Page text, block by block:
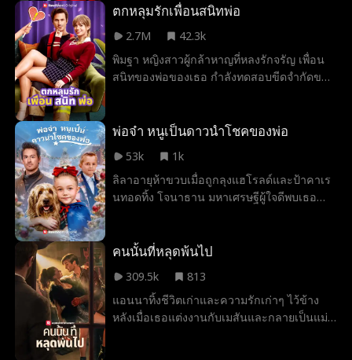
เธอกลับต้องเผชิญกับปัญหาสองประการ
สอง เขาคือรักแรกและรักเดียวในชีวิตของเธอ
และเขายังคงต้องการให้เธอกลับไปหาเขาอีก
ครั้งด้วย
ตกหลุมรักเพื่อนสนิทพ่อ
2.7M
42.3k
พิมฐา หญิงสาวผู้กล้าหาญที่หลงรักจรัญ เพื่อน
สนิทของพ่อของเธอ กำลังทดสอบขีดจำกัดของ
ระหว่างพวกเขาก็ทวีความรุนแรงขึ้น นำไปสู่
พ่อจ๋า หนูเป็นดาวนำโชคของพ่อ
53k
1k
ลิลาอายุห้าขวบเมื่อถูกลุงแฮโรลด์และป้าคาเร
นทอดทิ้ง โจนาธาน มหาเศรษฐีผู้ใจดีพบเธอ
ลิลานำทั้งโชคดีและความอบอุ่นมาให้ โนอาห์
แต่เมื่อมีลิลาอยู่ข้าง ๆ เขาก็สามารถเปล่งเสียง
พูดได้อีกครั้ง ในงานประมูล ลิลาช่วยให้โจนา
ธานชนะการประมูลหีบสมบัติลึกลับที่ซ่อนอยู่
คนนั้นที่หลุดพ้นไป
309.5k
813
แอนนาทิ้งชีวิตเก่าและความรักเก่าๆ ไว้ข้าง
หลังเมื่อเธอแต่งงานกับเมสันและกลายเป็นแม่ที่